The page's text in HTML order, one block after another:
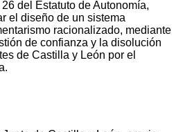
del Estatuto de Autonomía,
el diseño de un sistema
racionalizado, mediante
de confianza y la disolución
de Castilla y León por el